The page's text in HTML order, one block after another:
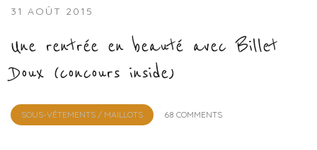
31 AOÛT 2015
Une rentrée en beauté avec Billet
Doux (concours inside)
SOUS-VÊTEMENTS / MAILLOTS
by
68 COMMENTS